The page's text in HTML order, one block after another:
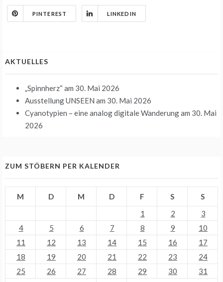
PINTEREST LINKEDIN
AKTUELLES
„Spinnherz“ am 30. Mai 2026
Ausstellung UNSEEN am 30. Mai 2026
Cyanotypien – eine analog digitale Wanderungam 30. Mai
2026
ZUM STÖBERN PER KALENDER
M D M D F S
S
1
2
3
4
5 6 7 8 9
10
11
12 13 14 15 16
17
18
19 20 21 22 23
24
25
26 27 28 29 30
31